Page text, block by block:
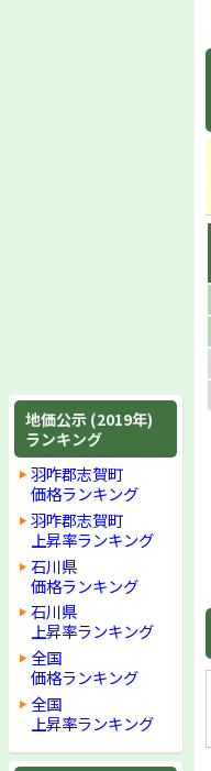
地価公示 (2019年)
ランキング
羽咋郡志賀町
価格ランキング
羽咋郡志賀町
上昇率ランキング
石川県
価格ランキング
石川県
上昇率ランキング
全国
価格ランキング
全国
上昇率ランキング